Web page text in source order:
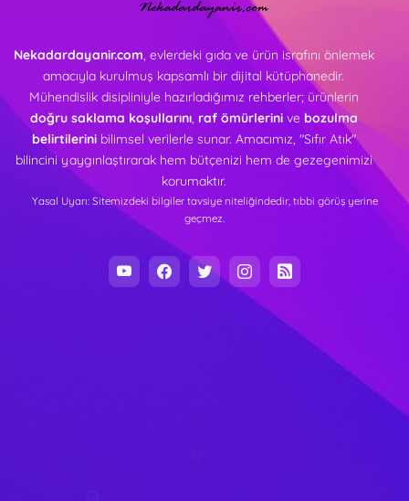
Nekadardayanir.com, evlerdeki gıda ve ürün israfını önlemek
amacıyla kurulmuş kapsamlı bir dijital kütüphanedir.
Mühendislik disipliniyle hazırladığımız rehberler; ürünlerin
doğru saklama koşullarını, raf ömürlerinive bozulma
belirtilerinibilimsel verilerle sunar. Amacımız, "Sıfır Atık"
bilincini yaygınlaştırarak hem bütçenizi hem de gezegenimizi
korumaktır.
Yasal Uyarı: Sitemizdeki bilgiler tavsiye niteliğindedir, tıbbi görüş yerine
geçmez.